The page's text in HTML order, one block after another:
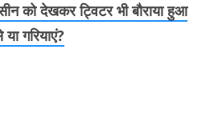
को देखकर ट्विटर भी बौराया हुआ
गरियाएं?